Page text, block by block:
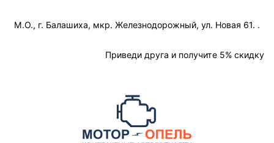
М.О., г. Балашиха, мкр. Железнодорожный, ул. Новая 61. .
Приведи друга и получите 5% скидку